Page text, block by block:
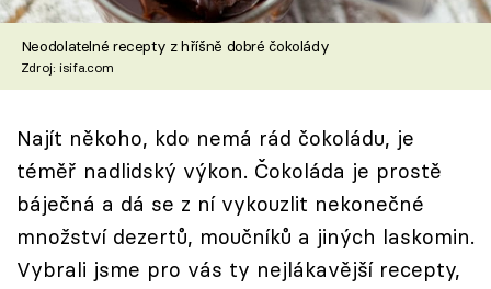
Recepty z TV
Speciál: Cuketa
Těhotnej kuchař
Sledujte prima+
Přihlášení
Neodolatelné recepty z hříšně dobré čokolády
Zdroj: isifa.com
Najít někoho, kdo nemá rád čokoládu, je
téměř nadlidský výkon. Čokoláda je prostě
báječná a dá se z ní vykouzlit nekonečné
množství dezertů, moučníků a jiných laskomin.
Vybrali jsme pro vás ty nejlákavější recepty,